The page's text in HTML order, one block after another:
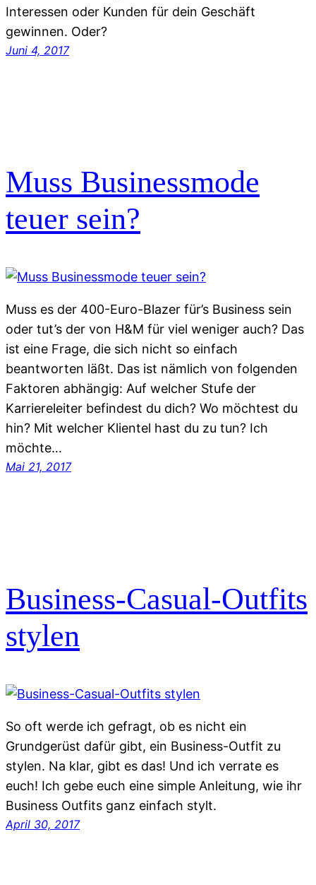
Interessen oder Kunden für dein Geschäft
gewinnen. Oder?
Juni 4, 2017
Muss Businessmode
teuer sein?
Muss es der 400-Euro-Blazer für’s Business sein
oder tut’s der von H&M für viel weniger auch? Das
ist eine Frage, die sich nicht so einfach
beantworten läßt. Das ist nämlich von folgenden
Faktoren abhängig: Auf welcher Stufe der
Karriereleiter befindest du dich? Wo möchtest du
hin? Mit welcher Klientel hast du zu tun? Ich
möchte…
Mai 21, 2017
Business-Casual-Outfits
stylen
So oft werde ich gefragt, ob es nicht ein
Grundgerüst dafür gibt, ein Business-Outfit zu
stylen. Na klar, gibt es das! Und ich verrate es
euch! Ich gebe euch eine simple Anleitung, wie ihr
Business Outfits ganz einfach stylt.
April 30, 2017